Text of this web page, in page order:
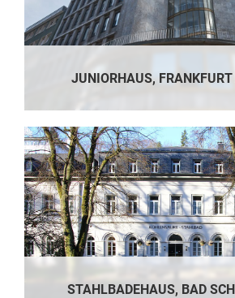
JUNIORHAUS,
STAHLBADEHAUS, BAD